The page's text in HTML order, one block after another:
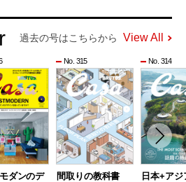
過去の号はこちらから View All
ダンのデ
No. 315
間取りの教科書
No. 314
日本+アジ